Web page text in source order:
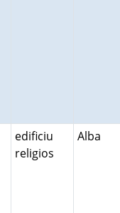
edificiu
religios
Alba